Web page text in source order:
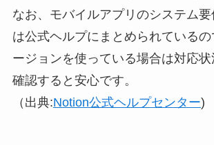
なお、モバイルアプリのシステム
は公式ヘルプにまとめられている
ージョンを使っている場合は対応
確認すると安心です。
（出典:Notion公式ヘルプセンター)